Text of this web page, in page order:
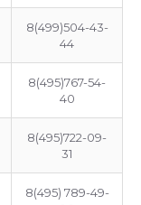
8(499)504-43-
44
8(495)767-54-
40
8(495)722-09-
31
8(495) 789-49-